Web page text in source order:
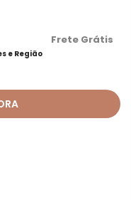
e Região
Frete Grátis